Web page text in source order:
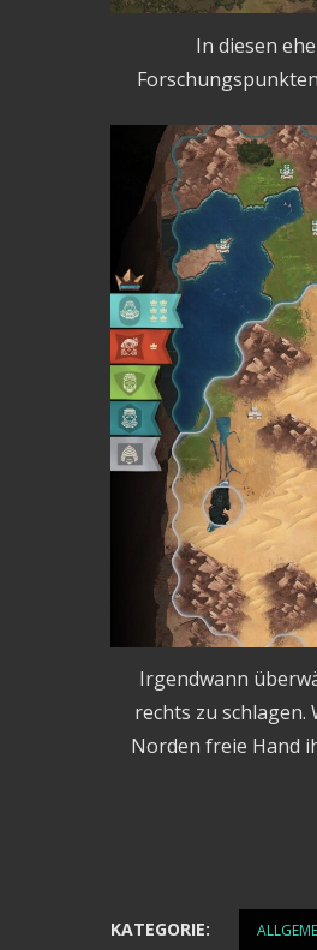
In diesen
Irgendwann
rechts zu
Norden freie Hand
KATEGORIE: